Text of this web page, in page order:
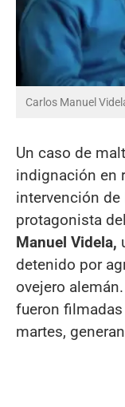
Carlos Manuel
Un caso de
indignación en
intervención
protagonista
Manuel Videla,
detenido por
ovejero
fueron
martes,